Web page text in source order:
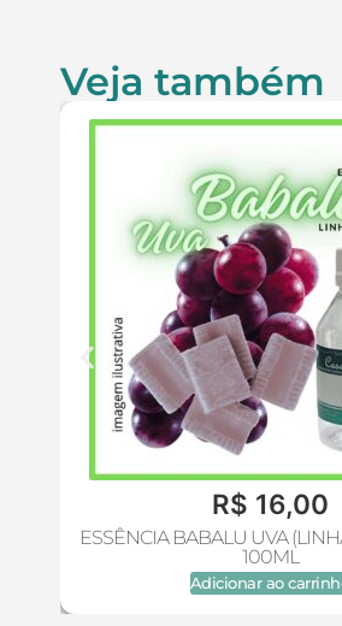
Veja também
R$ 16,00
ESSÊNCIA BABALU UVA
100ML
Adicionar ao